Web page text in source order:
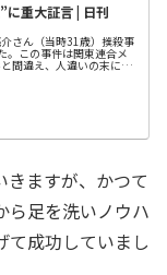
に重大証言 | 日刊
さん（当時31歳）撲殺事
。この事件は関東連合メ
間違え、人違いの末に起
ますが、かつて
ら足を洗いノウハ
て成功していまし